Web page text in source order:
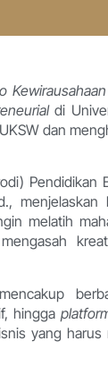
di
dan
Pendidikan
menjelaskan
melatih
hingga
yang